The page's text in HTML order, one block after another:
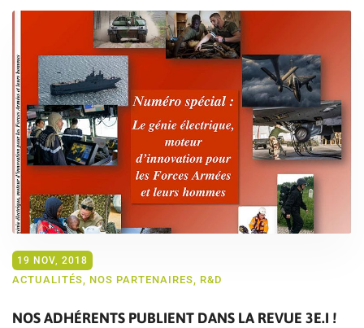
19 NOV, 2018
ACTUALITÉS, NOS PARTENAIRES, R&D
NOS ADHÉRENTS PUBLIENT DANS LA REVUE 3E.I !